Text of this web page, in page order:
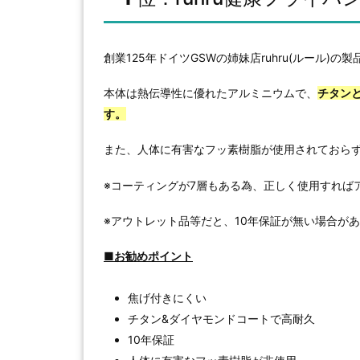
創業125年ドイツGSWの姉妹店ruhru(ルール)の製
本体は熱伝導性に優れたアルミニウムで、 チタン
す。
また、人体に有害なフッ素樹脂が使用されておら
※コーティングが7層もある為、正しく使用すれ
※アウトレット品等だと、10年保証が無い場合が
■お勧めポイント
焦げ付きにくい
チタン&ダイヤモンドコートで高耐久
10年保証